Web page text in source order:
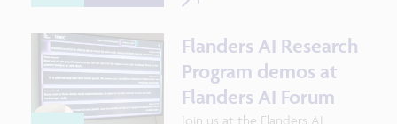
practices, and learn how other
into their operations. Every year,
the Flanders AI Research
Program (FAIR)contributes
the Forum*. As anorganizing
Flanders AI Research
Program demos at
Flanders AI Forum
Join us at the Flanders AI